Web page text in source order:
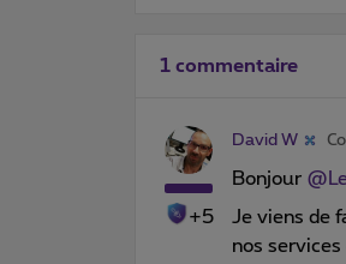
1 commentaire
+5
David W
Bonjour
Je viens de
nos